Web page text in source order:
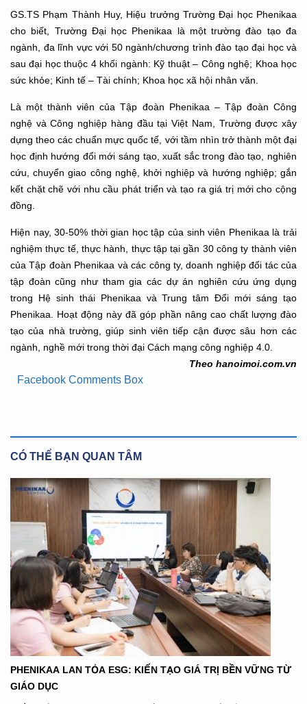
GS.TS Phạm Thành Huy, Hiệu trưởng Trường Đại học Phenikaa
cho biết, Trường Đại học Phenikaa là một trường đào tạo đa
ngành, đa lĩnh vực với 50 ngành/chương trình đào tạo đại học và
sau đại học thuộc 4 khối ngành: Kỹ thuật – Công nghệ; Khoa học
sức khỏe; Kinh tế – Tài chính; Khoa học xã hội nhân văn.
Là một thành viên của Tập đoàn Phenikaa – Tập đoàn Công
nghệ và Công nghiệp hàng đầu tại Việt Nam, Trường được xây
dựng theo các chuẩn mực quốc tế, với tầm nhìn trở thành một đại
học định hướng đổi mới sáng tạo, xuất sắc trong đào tạo, nghiên
cứu, chuyển giao công nghệ, khởi nghiệp và hướng nghiệp; gắn
kết chặt chẽ với nhu cầu phát triển và tạo ra giá trị mới cho cộng
đồng.
Hiện nay, 30-50% thời gian học tập của sinh viên Phenikaa là trải
nghiệm thực tế, thực hành, thực tập tại gần 30 công ty thành viên
của Tập đoàn Phenikaa và các công ty, doanh nghiệp đối tác của
tập đoàn cũng như tham gia các dự án nghiên cứu ứng dụng
trong Hệ sinh thái Phenikaa và Trung tâm Đổi mới sáng tạo
Phenikaa. Hoạt động này đã góp phần nâng cao chất lượng đào
tạo của nhà trường, giúp sinh viên tiếp cận được sâu hơn các
ngành, nghề mới trong thời đại Cách mạng công nghiệp 4.0.
Theo hanoimoi.com.vn
Facebook Comments Box
CÓ THỂ BẠN QUAN TÂM
PHENIKAA LAN TỎA ESG: KIẾN TẠO GIÁ TRỊ BỀN VỮNG TỪ
GIÁO DỤC